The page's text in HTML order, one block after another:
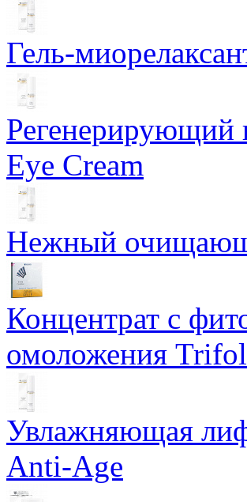
Гель-
Регенерирующий
Eye Cream
Нежный
Концентрат с
омоложения
Увлажняющая
Anti-Age